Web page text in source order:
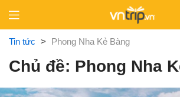
content
Tin tức > Phong Nha Kẻ Bàng
Chủ đề: Phong Nha